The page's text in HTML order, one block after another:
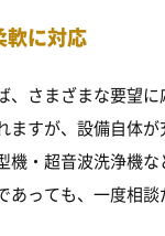
軟に対応
、さまざまな要望
ますが、設備自体
機・超音波洗浄機
あっても、一度相談